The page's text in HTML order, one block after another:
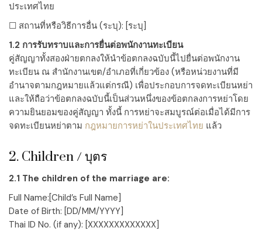
ประเทศไทย
☐ สถานที่หรือวิธีการอื่น (ระบุ): [ระบุ]
1.2 การรับทราบและการยื่นต่อพนักงานทะเบียน
คู่สัญญาทั้งสองฝ่ายตกลงให้นำข้อตกลงฉบับนี้ไปยื่นต่อพนักงาน
ทะเบียน ณ สำนักงานเขต/อำเภอที่เกี่ยวข้อง (หรือหน่วยงานที่มี
อำนาจตามกฎหมายแล้วแต่กรณี) เพื่อประกอบการจดทะเบียนหย่า
และให้ถือว่าข้อตกลงฉบับนี้เป็นส่วนหนึ่งของข้อตกลงการหย่าโดย
ความยินยอมของคู่สัญญา ทั้งนี้ การหย่าจะสมบูรณ์ต่อเมื่อได้มีการ
จดทะเบียนหย่าตาม กฎหมายการหย่าในประเทศไทย แล้ว
2. Children / บุตร
2.1 The children of the marriage are:
Full Name:[Child’s Full Name]
Date of Birth: [DD/MM/YYYY]
Thai ID No. (if any): [XXXXXXXXXXXXX]